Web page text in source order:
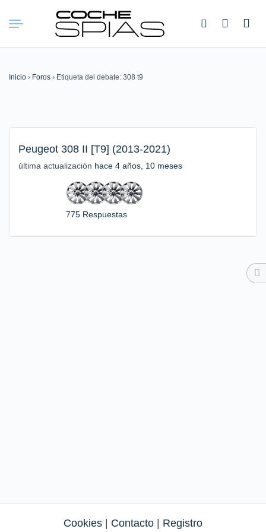
Buscar:
Inicio › Foros › Etiqueta del debate: 308 t9
Peugeot 308 II [T9] (2013-2021)
última actualización hace 4 años, 10 meses
775 Respuestas
Cookies Contacto Registro